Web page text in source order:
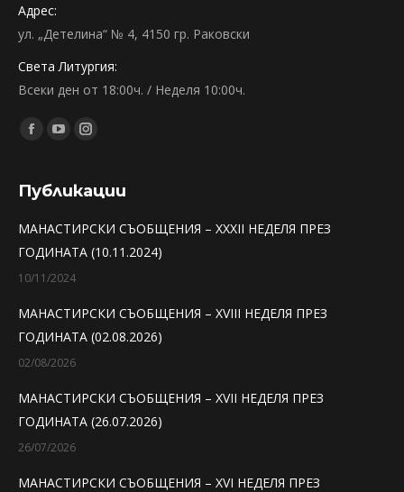
Адрес:
ул. „Детелина“ № 4, 4150 гр. Раковски
Света Литургия:
Всеки ден от 18:00ч. / Неделя 10:00ч.
Find us on:
Facebook
opens
new
window
YouTube
opens
new
window
Instagram
opens
new
window
Публикации
МАНАСТИРСКИ СЪОБЩЕНИЯ – XXXII НЕДЕЛЯ ПРЕЗ
ГОДИНАТА (10.11.2024)
10/11/2024
МАНАСТИРСКИ СЪОБЩЕНИЯ – XVIII НЕДЕЛЯ ПРЕЗ
ГОДИНАТА (02.08.2026)
02/08/2026
МАНАСТИРСКИ СЪОБЩЕНИЯ – XVII НЕДЕЛЯ ПРЕЗ
ГОДИНАТА (26.07.2026)
26/07/2026
МАНАСТИРСКИ СЪОБЩЕНИЯ – XVI НЕДЕЛЯ ПРЕЗ